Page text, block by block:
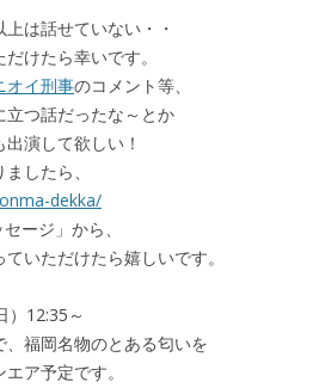
は話せていない・・
けたら幸いです。
オイ刑事のコメント等、
立つ話だったな～とか
演して欲しい！
したら、
dekka/
ージ」から、
いただけたら嬉しいです。
）12:35～
福岡名物のとある匂いを
ア予定です。